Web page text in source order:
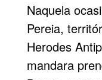
Naquela
Pereia,
Herodes
mandara